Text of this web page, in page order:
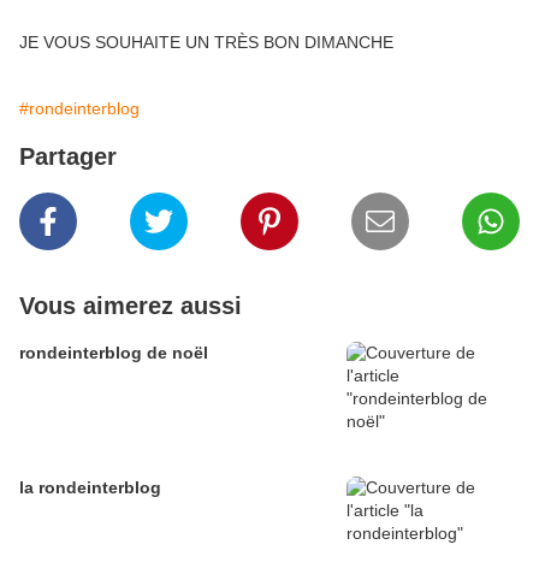
JE VOUS SOUHAITE UN TRÈS BON DIMANCHE
#rondeinterblog
Partager
Vous aimerez aussi
rondeinterblog de noël
la rondeinterblog